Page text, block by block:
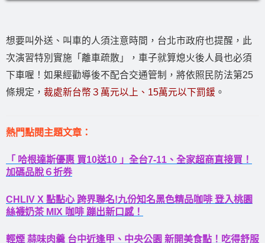
想要叫外送、叫車的人須注意時間，台北市政府也提醒，此
次演習特別實施「離車疏散」，車子就算熄火後人員也必須
下車喔！如果經勸導後不配合交通管制，將依照民防法第25
條規定， 裁處新台幣３萬元以上、15萬元以下罰鍰 。
熱門點閱主題文章：
「 哈根達斯優惠 買10送10 」全台7-11、全家超商直接買！
加碼品脫６折券
CHLIV X 點點心 跨界聯名!九份知名黑色精品咖啡 登入桃園
絲襪奶茶 MIX 咖啡 蹦出新口感！
輕煙 蒜味肉羹 台中近逢甲、中央公園 新開美食點！吃得舒服